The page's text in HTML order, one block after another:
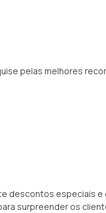
pelas melhores
descontos especiais e
surpreender os